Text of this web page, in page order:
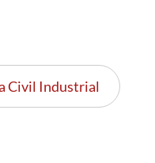
Civil Industrial